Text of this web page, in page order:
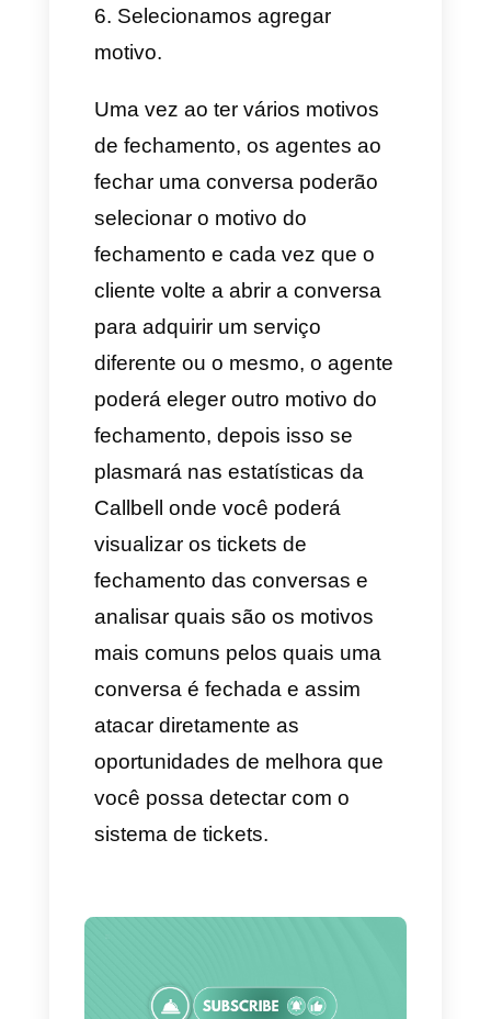
Para automatizar e criar a
atribuição de tickets, vamos
para adicionar motivos de
fechamento das conversas,
você pode agregar tantos como
você quiser para cada
departamento e selecionar se
ao fechar as conversas você
deseja que tenham motivo de
fechamento ou não, você pode
selecionar que seja opcional ou
não.
Para fazer isso, você pode
configurá-lo da seguinte
1. Vamos para configuração -
gestão de equipes.